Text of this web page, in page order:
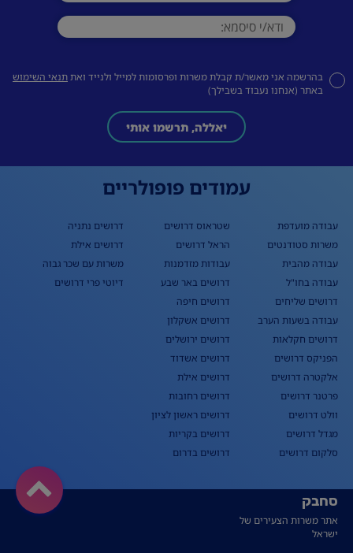
בהרשמה אני מאשר/ת קבלת משרות ופרסומות למייל ולנייד ואתתנאי השימוש
באתר (אנחנו נעבוד בשבילך)
יאללה, תרשמו אותי
עמודים פופולריים
עבודה מועדפת
משרות סטודנטים
עבודה מהבית
עבודה בחו"ל
דרושים שליחים
עבודה בשעות הערב
דרושים חקלאות
הפניקס דרושים
אלקטרה דרושים
פרטנר דרושים
וולט דרושים
מגדל דרושים
סלקום דרושים
שטראוס דרושים
הראל דרושים
עבודות מזדמנות
דרושים באר שבע
דרושים חיפה
דרושים אשקלון
דרושים ירושלים
דרושים אשדוד
דרושים אילת
דרושים רחובות
דרושים ראשון לציון
דרושים בקריות
דרושים בדרום
דרושים נתניה
דרושים אילת
משרות עם שכר גבוה
דיוטי פרי דרושים
סחבק
אתר משרות הצעירים של
ישראל